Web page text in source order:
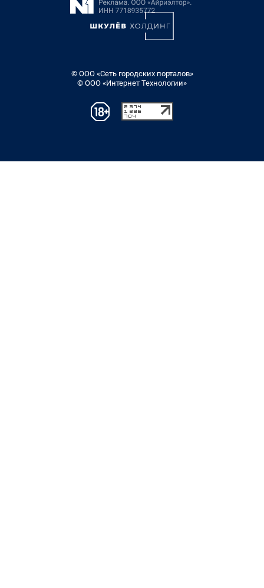
© ООО «Сеть городских порталов»
© ООО «Интернет Технологии»